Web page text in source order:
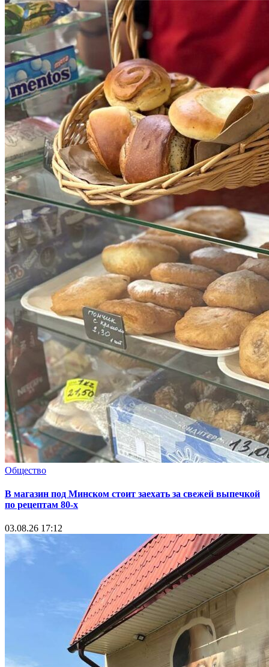
Общество
В магазин под Минском стоит заехать за свежей выпечкой
по рецептам 80-х
03.08.26 17:12